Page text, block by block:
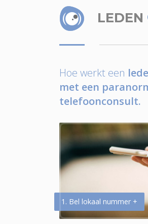
LEDEN
Hoe werkt een
met een
telefoonconsult.
1. Bel lokaal nummer +